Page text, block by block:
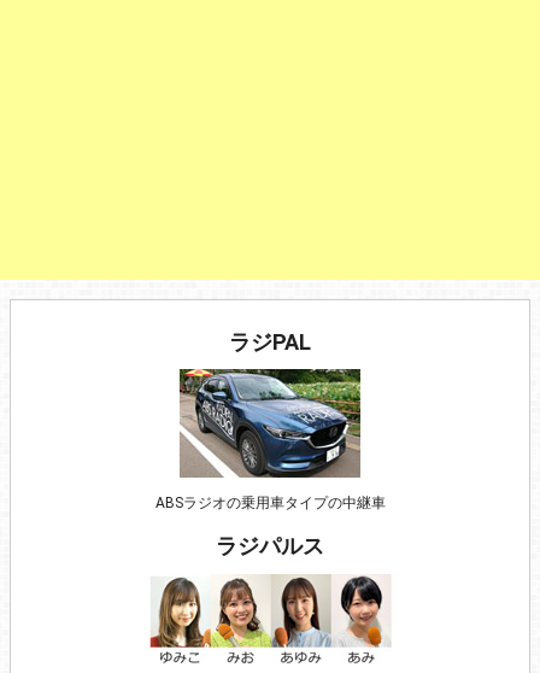
ラジPAL
ABSラジオの乗用車タイプの中継車
ラジパルス